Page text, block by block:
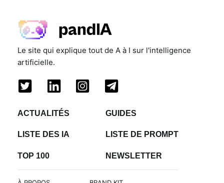
Le site qui explique tout de A à I sur l'intelligence
artificielle.
ACTUALITÉS GUIDES
LISTE DES IA LISTE DE PROMPT
TOP 100 NEWSLETTER